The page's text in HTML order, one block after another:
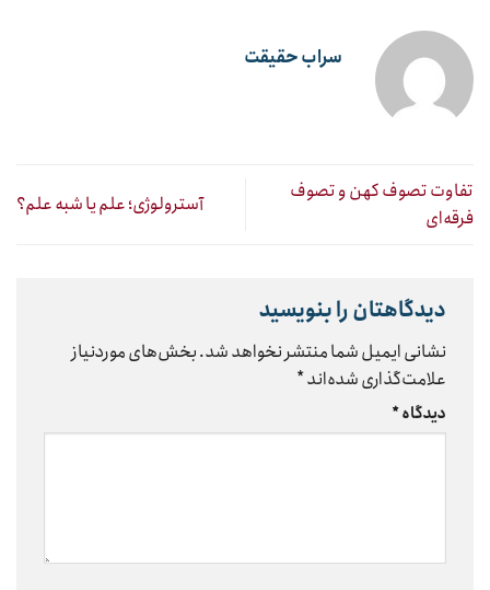
سراب حقیقت
تفاوت تصوف کهن و تصوف
فرقه‌ای
آسترولوژی؛ علم یا شبه علم؟
دیدگاهتان را بنویسید
نشانی ایمیل شما منتشر نخواهد شد.بخش‌های موردنیاز
علامت‌گذاری شده‌اند*
دیدگاه*